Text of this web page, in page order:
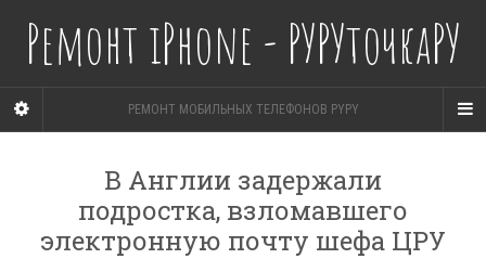
Ремонт iPhone - РУРУточкаРУ
РЕМОНТ МОБИЛЬНЫХ ТЕЛЕФОНОВ PYPY
В Англии задержали
подростка, взломавшего
электронную почту шефа ЦРУ